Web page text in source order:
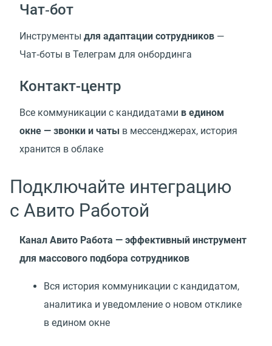
Чат‑бот
Инструменты для адаптации сотрудников —
Чат‑боты в Телеграм для онбординга
Контакт-центр
Все коммуникации с кандидатами в едином
окне — звонки и чаты в мессенджерах, история
хранится в облаке
Подключайте интеграцию
с Авито Работой
Канал Авито Работа — эффективный инструмент
для массового подбора сотрудников
Вся история коммуникации с кандидатом,
аналитика и уведомление о новом отклике
в едином окне